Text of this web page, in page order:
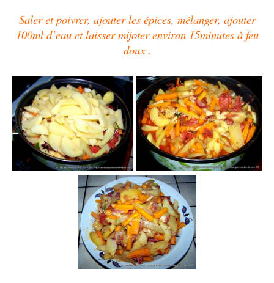
Saler et poivrer, ajouter les épices, mélanger, ajouter
100ml d’eau et laisser mijoter environ 15minutes à feu
doux .